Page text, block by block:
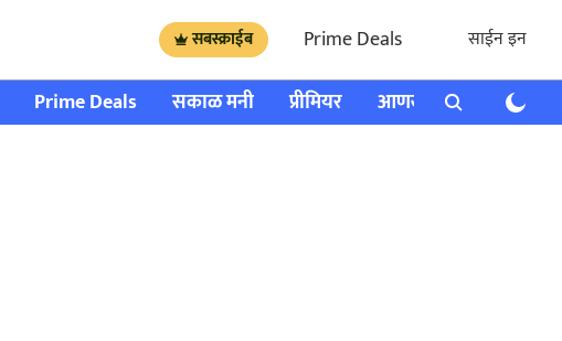
सबस्क्राईब Prime Deals साईन इन
Prime Deals सकाळ मनी प्रीमियर आणखी राशी भविष्य